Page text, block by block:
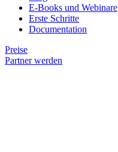
E-Books und Webinare
Erste Schritte
Documentation
Preise
Partner werden